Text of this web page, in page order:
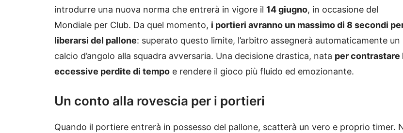
introdurre una nuova norma che entrerà in vigore il 14 giugno, in occasione del
Mondiale per Club. Da quel momento, i portieri avranno un massimo di 8 secondi
liberarsi del pallone: superato questo limite, l’arbitro assegnerà automaticamente un
calcio d’angolo alla squadra avversaria. Una decisione drastica, nata per contrastare
eccessive perdite di tempo e rendere il gioco più fluido ed emozionante.
Un conto alla rovescia per i portieri
Quando il portiere entrerà in possesso del pallone, scatterà un vero e proprio timer.